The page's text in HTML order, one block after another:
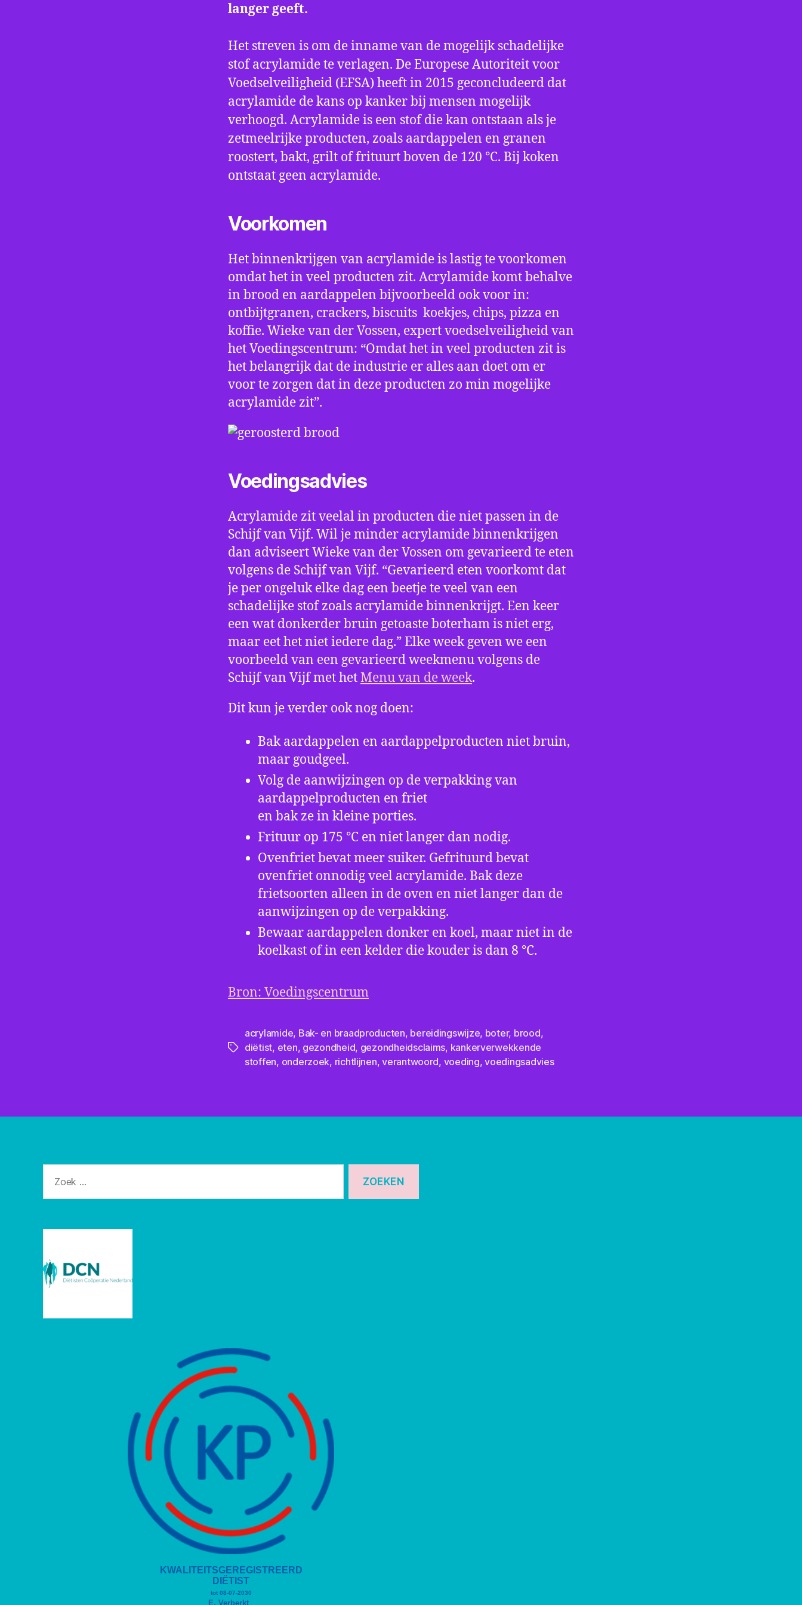
langer geeft.
Het streven is om de inname van de mogelijk schadelijke
stof acrylamide te verlagen. De Europese Autoriteit voor
Voedselveiligheid (EFSA) heeft in 2015 geconcludeerd dat
acrylamide de kans op kanker bij mensen mogelijk
verhoogd. Acrylamide is een stof die kan ontstaan als je
zetmeelrijke producten, zoals aardappelen en granen
roostert, bakt, grilt of frituurt boven de 120 °C. Bij koken
ontstaat geen acrylamide.
Voorkomen
Het binnenkrijgen van acrylamide is lastig te voorkomen
omdat het in veel producten zit. Acrylamide komt behalve
in brood en aardappelen bijvoorbeeld ook voor in:
ontbijtgranen, crackers, biscuits koekjes, chips, pizza en
koffie. Wieke van der Vossen, expert voedselveiligheid van
het Voedingscentrum: “Omdat het in veel producten zit is
het belangrijk dat de industrie er alles aan doet om er
voor te zorgen dat in deze producten zo min mogelijke
acrylamide zit”.
Voedingsadvies
Acrylamide zit veelal in producten die niet passen in de
Schijf van Vijf. Wil je minder acrylamide binnenkrijgen
dan adviseert Wieke van der Vossen om gevarieerd te eten
volgens de Schijf van Vijf. “Gevarieerd eten voorkomt dat
je per ongeluk elke dag een beetje te veel van een
schadelijke stof zoals acrylamide binnenkrijgt. Een keer
een wat donkerder bruin getoaste boterham is niet erg,
maar eet het niet iedere dag.” Elke week geven we een
voorbeeld van een gevarieerd weekmenu volgens de
Schijf van Vijf met hetMenu van de week.
Dit kun je verder ook nog doen:
Bak aardappelen en aardappelproducten niet bruin,
maar goudgeel.
Volg de aanwijzingen op de verpakking van
aardappelproducten en friet
en bak ze in kleine porties.
Frituur op 175 °C en niet langer dan nodig.
Ovenfriet bevat meer suiker. Gefrituurd bevat
ovenfriet onnodig veel acrylamide. Bak deze
frietsoorten alleen in de oven en niet langer dan de
aanwijzingen op de verpakking.
Bewaar aardappelen donker en koel, maar niet in de
koelkast of in een kelder die kouder is dan 8 °C.
Bron: Voedingscentrum
Tags
acrylamide, Bak- en braadproducten, bereidingswijze, boter, brood,
diëtist, eten, gezondheid, gezondheidsclaims, kankerverwekkende
stoffen, onderzoek, richtlijnen,verantwoord, voeding,voedingsadvies
naar: